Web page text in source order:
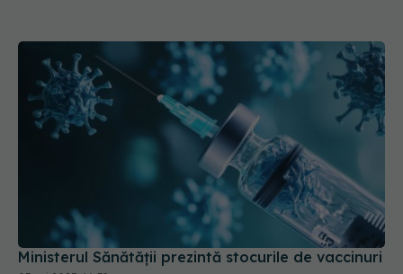
Ministerul Sănătății prezintă stocurile de vaccinuri
03 noi 2025, 16:39